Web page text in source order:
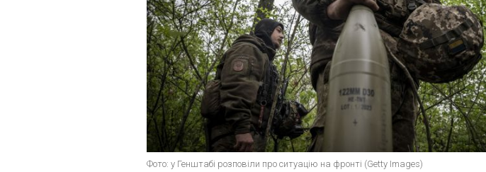
Фото: у Генштабі розповіли про ситуацію на фронті (Getty Images)